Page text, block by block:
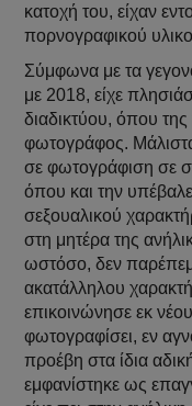
κατοχή του, είχαν
πορνογραφικού
Σύμφωνα με τα
με 2018, είχε
διαδικτύου, όπου
φωτογράφος.
σε φωτογράφιση σε
όπου και την
σεξουαλικού
στη μητέρα της
ωστόσο, δεν
ακατάλληλου
επικοινώνησε εκ
φωτογραφίσει, εν
προέβη στα ίδια
εμφανίστηκε ως